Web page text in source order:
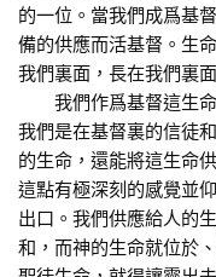
的一位。當我們成爲基
備的供應而活基督。生
我們裏面，長在我們裏
我們作爲基督這生命
我們是在基督裏的信徒
的生命，還能將這生命
這點有極深刻的感覺並
出口。我們供應給人的
和，而神的生命就位於